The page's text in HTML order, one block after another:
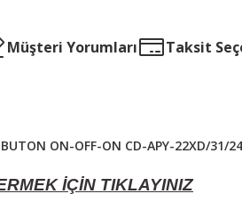
Müşteri Yorumları Taksit
ON-OFF-ON CD-APY-22XD/31/
İÇİN TIKLAYINIZ